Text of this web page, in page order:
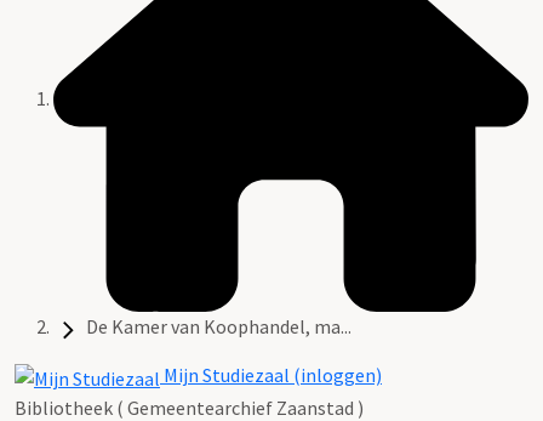
De Kamer van Koophandel, ma...
Mijn Studiezaal (inloggen)
Bibliotheek ( Gemeentearchief Zaanstad )